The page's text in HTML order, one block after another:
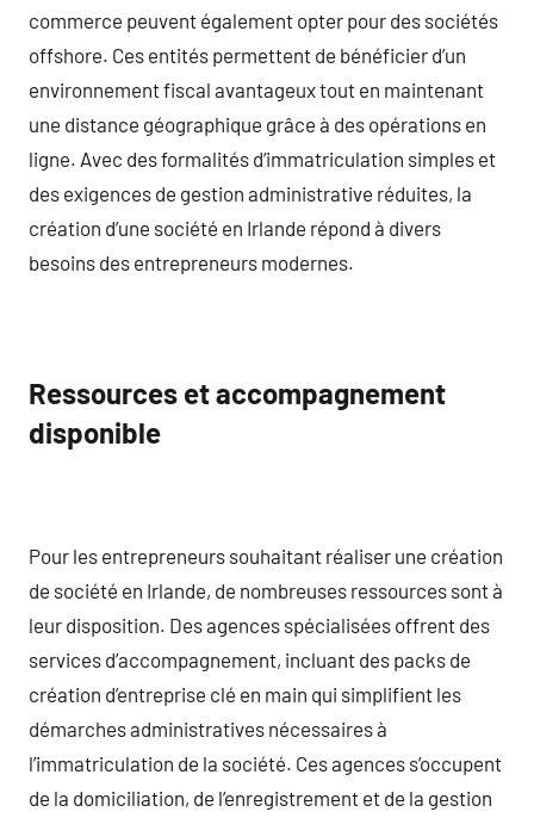
commerce peuvent également opter pour des sociétés
offshore. Ces entités permettent de bénéficier d’un
environnement fiscal avantageux tout en maintenant
une distance géographique grâce à des opérations en
ligne. Avec des formalités d’immatriculation simples et
des exigences de gestion administrative réduites, la
création d’une société en Irlande répond à divers
besoins des entrepreneurs modernes.
Ressources et accompagnement
disponible
Pour les entrepreneurs souhaitant réaliser une création
de société en Irlande, de nombreuses ressources sont à
leur disposition. Des agences spécialisées offrent des
services d’accompagnement, incluant des packs de
création d’entreprise clé en main qui simplifient les
démarches administratives nécessaires à
l’immatriculation de la société. Ces agences s’occupent
de la domiciliation, de l’enregistrement et de la gestion